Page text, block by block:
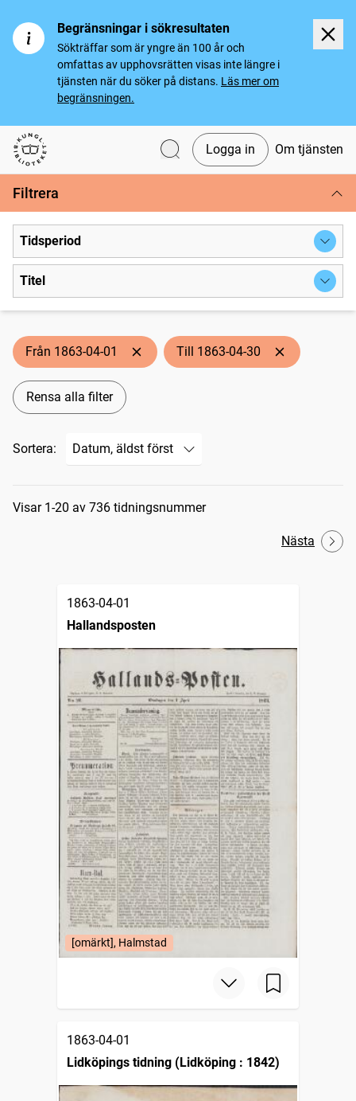
Begränsningar i sökresultaten
Sökträffar som är yngre än 100 år och
omfattas av upphovsrätten visas inte längre i
tjänsten när du söker på distans. Läs mer om
begränsningen.
Svenska tidningar
Logga in Om tjänsten
Filtrera
Tidsperiod
Titel
Från 1863-04-01 Till 1863-04-30
Rensa alla filter
Sortera:
Sökresultat
Visar 1-20 av 736 tidningsnummer
Nästa
1863-04-01
Hallandsposten
[omärkt], Halmstad
1863-04-01
Lidköpings tidning (Lidköping : 1842)